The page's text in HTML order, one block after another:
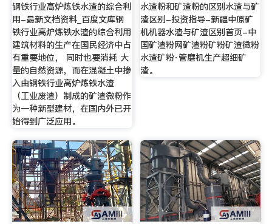
钢铁行业高炉炼铁水渣的综合利
用-最新文档资料_百度文库钢
铁行业高炉炼铁水渣的综合利用
建筑材料的生产在国民经济中占
有重要地位， 同时也要消耗 大
量的自然资源，而在混凝土中掺
入由钢铁行业高炉炼铁水渣
（工业废渣）制成的矿渣微粉作
为一种新型建材，在国内外已开
始得到广泛应用。
水渣粉和矿渣粉的区别水渣与矿
渣区别-投资指导-新疆中原矿
机机器水渣与矿渣区别首页-中
国矿渣粉网矿渣粉矿粉矿渣微粉
水渣矿粉·管磨机生产超细矿
渣。